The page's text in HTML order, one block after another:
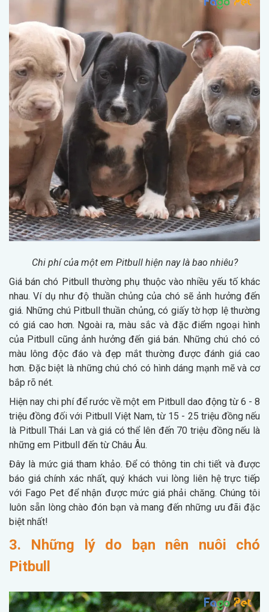
Chi phí của một em Pitbull hiện nay là bao nhiêu?
Giá bán chó Pitbull thường phụ thuộc vào nhiều yếu tố khác
nhau. Ví dụ như độ thuần chủng của chó sẽ ảnh hưởng đến
giá. Những chú Pitbull thuần chủng, có giấy tờ hợp lệ thường
có giá cao hơn. Ngoài ra, màu sắc và đặc điểm ngoại hình
của Pitbull cũng ảnh hưởng đến giá bán. Những chú chó có
màu lông độc đáo và đẹp mắt thường được đánh giá cao
hơn. Đặc biệt là những chú chó có hình dáng mạnh mẽ và cơ
bắp rõ nét.
Hiện nay chi phí để rước về một em Pitbull dao động từ 6 - 8
triệu đồng đối với Pitbull Việt Nam, từ 15 - 25 triệu đồng nếu
là Pitbull Thái Lan và giá có thể lên đến 70 triệu đồng nếu là
những em Pitbull đến từ Châu Âu.
Đây là mức giá tham khảo. Để có thông tin chi tiết và được
báo giá chính xác nhất, quý khách vui lòng liên hệ trực tiếp
với Fago Pet để nhận được mức giá phải chăng. Chúng tôi
luôn sẵn lòng chào đón bạn và mang đến những ưu đãi đặc
biệt nhất!
3. Những lý do bạn nên nuôi chó
Pitbull